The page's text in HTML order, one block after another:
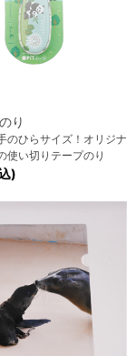
り
のひらサイズ！オリジナ
使い切りテープのり
)